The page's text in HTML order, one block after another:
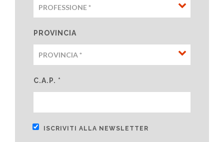
PROVINCIA
C.A.P. *
ISCRIVITI ALLA NEWSLETTER